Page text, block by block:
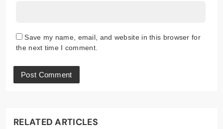
Save my name, email, and website in this browser for
the next time I comment.
RELATED ARTICLES